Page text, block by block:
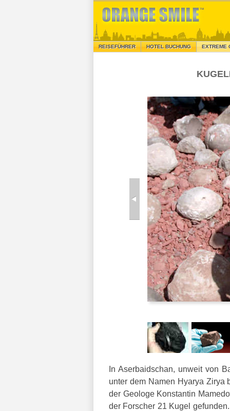
REISEFÜHRER HOTEL BUCHUNG EXTREME
In Aserbaidschan, unweit von
unter dem Namen Hyarya Zirya
der Geologe Konstantin
der Forscher 21 Kugel